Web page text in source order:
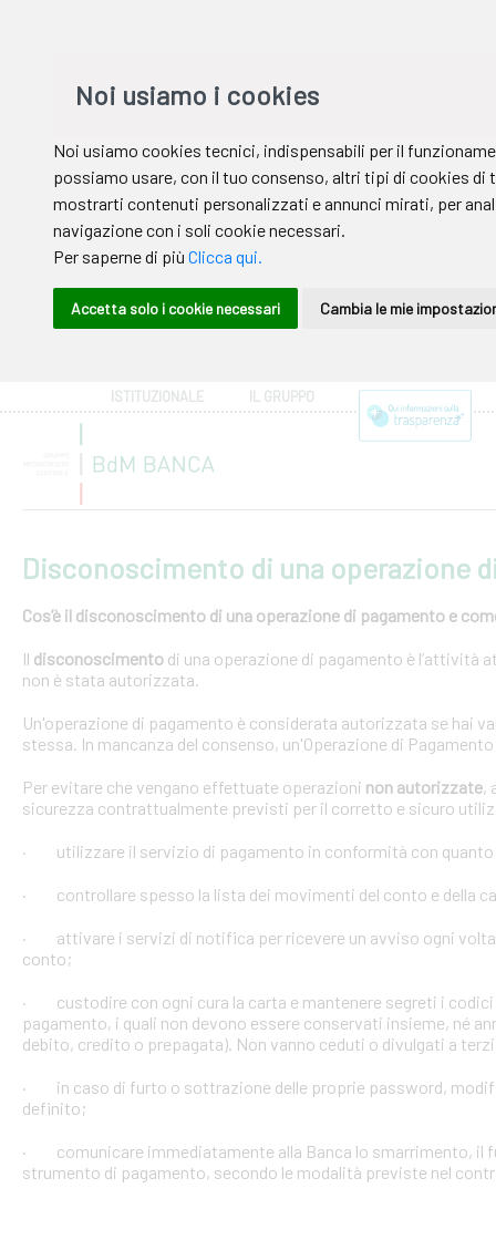
ISTITUZIONALE IL GRUPPO
Disconoscimento di una operazione
Cos’è il disconoscimento di una operazione di pagamento e
Il disconoscimento di una operazione di pagamento è l’attività
non è stata autorizzata.
Un'operazione di pagamento è considerata autorizzata se hai
stessa. In mancanza del consenso, un'Operazione di
Per evitare che vengano effettuate operazioni non autorizzate,
sicurezza contrattualmente previsti per il corretto e sicuro
· utilizzare il servizio di pagamento in conformità con
· controllare spesso la lista dei movimenti del conto e della
· attivare i servizi di notifica per ricevere un avviso ogni
conto;
· custodire con ogni cura la carta e mantenere segreti i
pagamento, i quali non devono essere conservati insieme, né
debito, credito o prepagata). Non vanno ceduti o divulgati a
· in caso di furto o sottrazione delle proprie password,
definito;
· comunicare immediatamente alla Banca lo smarrimento, il
strumento di pagamento, secondo le modalità previste nel